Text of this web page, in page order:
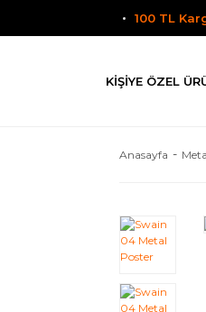
100 TL
KIŞIYE ÖZEL
Anasayfa